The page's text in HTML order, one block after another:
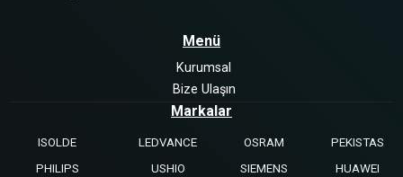
Menü
Kurumsal
Bize Ulaşın
Markalar
ISOLDE LEDVANCE OSRAM
PEKISTAS
PHILIPS
USHIO SIEMENS
HUAWEI